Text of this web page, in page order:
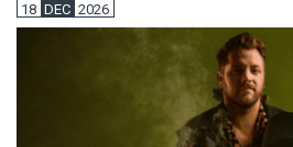
18 DEC 2026